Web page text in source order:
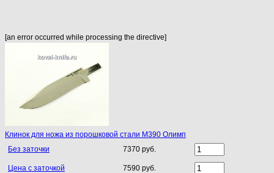
[an error occurred while processing the directive]
Клинок для ножа из порошковой стали M390 Олимп
Без заточки
7370 руб.
Цена с заточкой 7590 руб.